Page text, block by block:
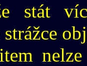
stát
strážce